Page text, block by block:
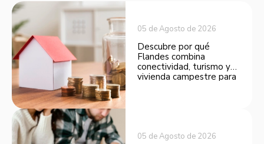
05 de Agosto de 2026
Descubre por qué
Flandes combina
conectividad, turismo y
vivienda campestre para
05 de Agosto de 2026